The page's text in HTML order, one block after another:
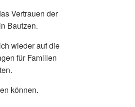
Vertrauen der
Bautzen.
wieder auf die
für Familien
können.